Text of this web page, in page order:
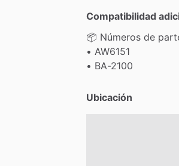
Compatibilidad
📦 Números de
• AW6151
• BA-2100
Ubicación